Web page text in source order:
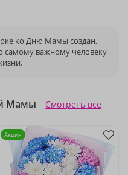
ко Дню Мамы создан,
самому важному человеку
Мамы Смотреть все
Акция